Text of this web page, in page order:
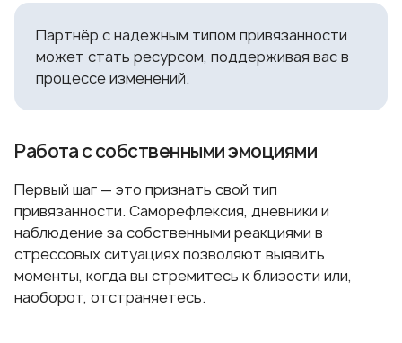
Партнёр с надежным типом привязанности
может стать ресурсом, поддерживая вас в
процессе изменений.
Работа с собственными эмоциями
Первый шаг — это признать свой тип
привязанности. Саморефлексия, дневники и
наблюдение за собственными реакциями в
стрессовых ситуациях позволяют выявить
моменты, когда вы стремитесь к близости или,
наоборот, отстраняетесь.